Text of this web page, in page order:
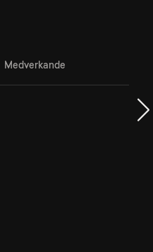
Medverkande